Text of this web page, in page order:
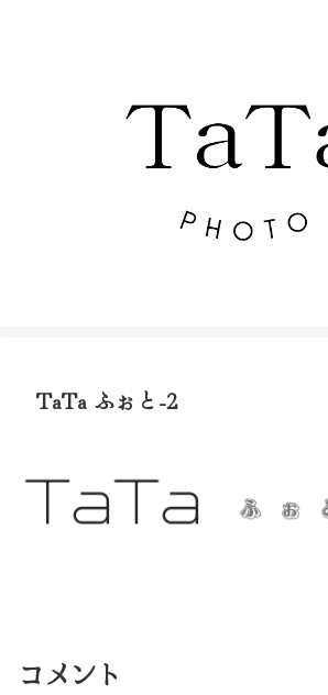
TaTa ふぉと-2
コメント